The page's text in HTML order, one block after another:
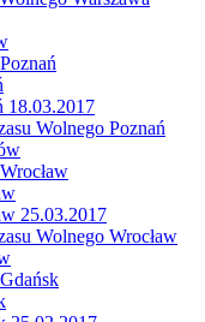
18.03.2017
Wolnego Poznań
25.03.2017
Wolnego Wrocław